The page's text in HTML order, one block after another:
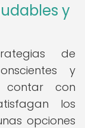
y
de
y
contar con
los
opciones